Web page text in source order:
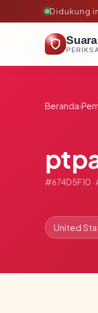
Didukung
Beranda›
#674D5F10 ·
United